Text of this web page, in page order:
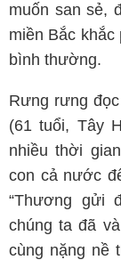
muốn san sẻ,
miền Bắc
bình thường.
Rưng rưng
(61 tuổi, Tây
nhiều thời
con cả nước
“Thương gửi
chúng ta đã
cùng nặng nề